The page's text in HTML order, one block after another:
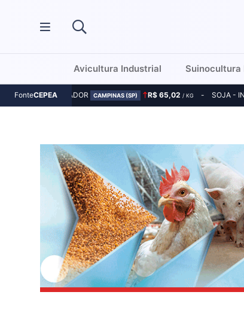
Avicultura Industrial Suinocultura
FonteCEPEA
MILHO - INDICADOR CAMPINAS (SP) R$ 65,02 / KG SOJA -